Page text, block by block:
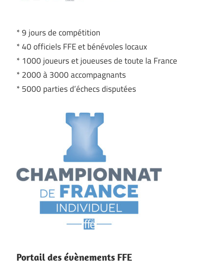
* 9 jours de compétition
* 40 officiels FFE et bénévoles locaux
* 1000 joueurs et joueuses de toute la France
* 2000 à 3000 accompagnants
* 5000 parties d’échecs disputées
Portail des évènements FFE